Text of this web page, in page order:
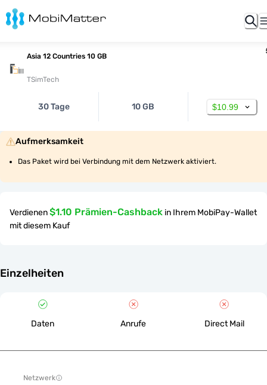
Asia 12 Countries 10 GB
TSimTech
30 Tage 10 GB $10.99
Aufmerksamkeit
Das Paket wird bei Verbindung mit dem Netzwerk aktiviert.
Verdienen$1.10 Prämien-Cashback in Ihrem MobiPay-Wallet
mit diesem Kauf
Einzelheiten
Daten Anrufe Direct Mail
Netzwerk